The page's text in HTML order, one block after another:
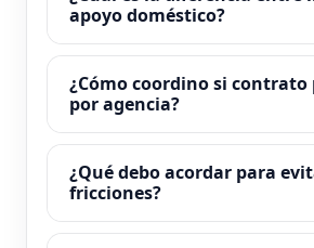
apoyo doméstico?
¿Cómo coordino si contrato
por agencia?
¿Qué debo acordar para
fricciones?